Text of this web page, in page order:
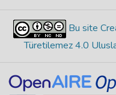
Bu site
Türetilemez 4.0